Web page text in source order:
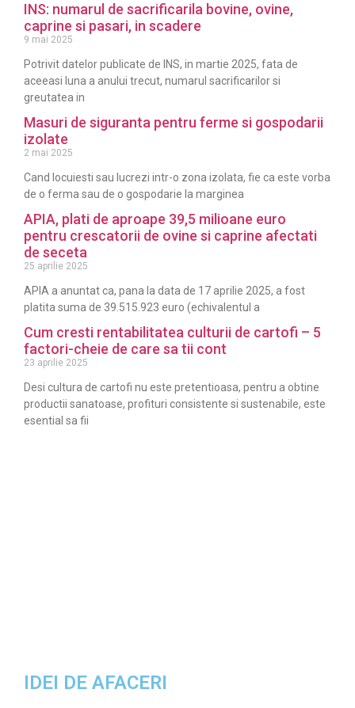
INS: numarul de sacrificarila bovine, ovine,
caprine si pasari, in scadere
9 mai 2025
Potrivit datelor publicate de INS, in martie 2025, fata de
aceeasi luna a anului trecut, numarul sacrificarilor si
greutatea in
Masuri de siguranta pentru ferme si gospodarii
izolate
2 mai 2025
Cand locuiesti sau lucrezi intr-o zona izolata, fie ca este vorba
de o ferma sau de o gospodarie la marginea
APIA, plati de aproape 39,5 milioane euro
pentru crescatorii de ovine si caprine afectati
de seceta
25 aprilie 2025
APIA a anuntat ca, pana la data de 17 aprilie 2025, a fost
platita suma de 39.515.923 euro (echivalentul a
Cum cresti rentabilitatea culturii de cartofi – 5
factori-cheie de care sa tii cont
23 aprilie 2025
Desi cultura de cartofi nu este pretentioasa, pentru a obtine
productii sanatoase, profituri consistente si sustenabile, este
esential sa fii
IDEI DE AFACERI